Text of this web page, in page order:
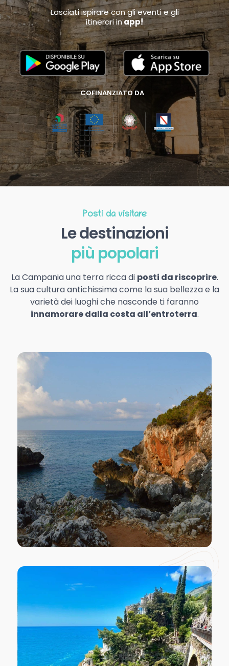
Lasciati ispirare con gli eventi e gli
itinerari inapp!
COFINANZIATO DA
Posti da visitare
Le destinazioni
più popolari
La Campania una terra ricca di posti da riscoprire.
La sua cultura antichissima come la sua bellezza e la
varietà dei luoghi che nasconde ti faranno
innamorare dalla costa all’entroterra.